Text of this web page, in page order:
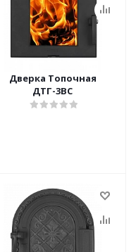
Дверка Топочная
ДТГ-3ВС